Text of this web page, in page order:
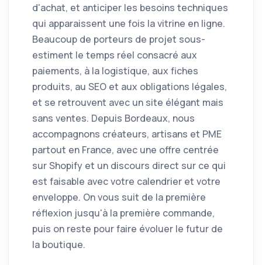
d'achat, et anticiper les besoins techniques
qui apparaissent une fois la vitrine en ligne.
Beaucoup de porteurs de projet sous-
estiment le temps réel consacré aux
paiements, à la logistique, aux fiches
produits, au SEO et aux obligations légales,
et se retrouvent avec un site élégant mais
sans ventes. Depuis Bordeaux, nous
accompagnons créateurs, artisans et PME
partout en France, avec une offre centrée
sur Shopify et un discours direct sur ce qui
est faisable avec votre calendrier et votre
enveloppe. On vous suit de la première
réflexion jusqu'à la première commande,
puis on reste pour faire évoluer le futur de
la boutique.